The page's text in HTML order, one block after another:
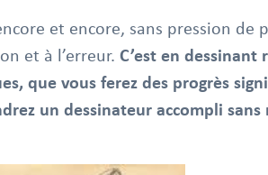
et encore, sans pression de
et à l’erreur. C’est en dessinant
que vous ferez des progrès
un dessinateur accompli sans